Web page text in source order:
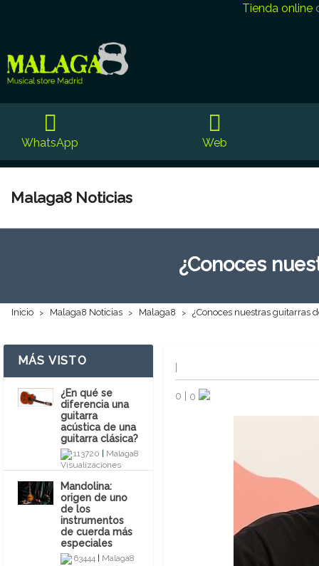
Tienda online
WhatsApp Web
Malaga8 Noticias
¿Conoces
Inicio Malaga8 Noticias Malaga8 ¿Conoces nuestras guitarras
MÁS VISTO
¿En qué se
diferencia una
guitarra
acústica de una
guitarra clásica?
113720 Malaga8
Mandolina:
origen de uno
de los
instrumentos
de cuerda más
especiales
63444 Malaga8
0 0